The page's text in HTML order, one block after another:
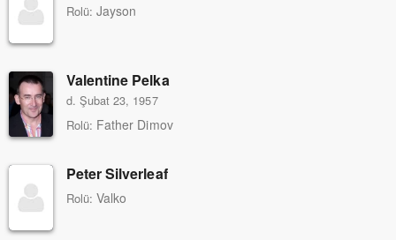
Rolü: Jayson
Valentine Pelka
d. Şubat 23, 1957
Rolü: Father Dimov
Peter Silverleaf
Rolü: Valko